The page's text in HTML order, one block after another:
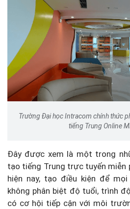
Trường Đại học Intracom chính thức
tiếng Trung Online
Đây được xem là một trong
tạo tiếng Trung trực tuyến miễn
hiện nay, tạo điều kiện để
không phân biệt độ tuổi, trình
có cơ hội tiếp cận với môi